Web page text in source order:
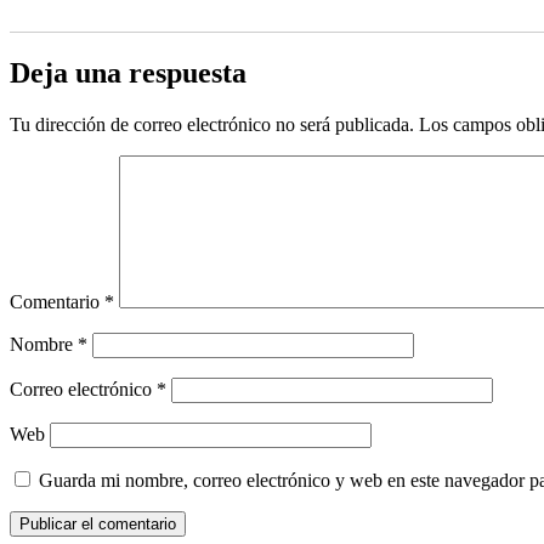
Deja una respuesta
Tu dirección de correo electrónico no será publicada. Los campos
Comentario *
Nombre *
Correo electrónico *
Web
Guarda mi nombre, correo electrónico y web en este navegador